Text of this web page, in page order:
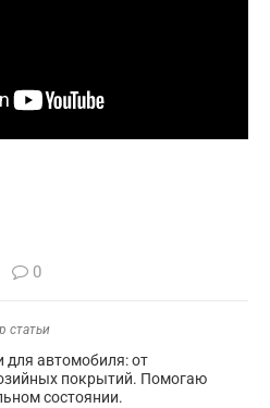
0
статьи
для автомобиля: от
покрытий. Помогаю
состоянии.